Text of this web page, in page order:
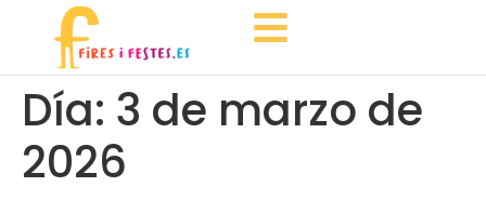
Día: 3 de marzo de
2026